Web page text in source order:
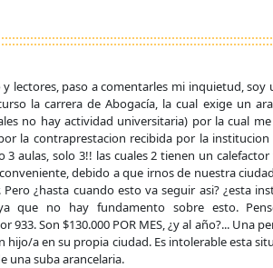
y lectores, paso a comentarles mi inquietud,
la carrera de Abogacía, la cual exige un
no hay actividad universitaria) por la cual
la contraprestacion recibida por la
3 aulas, solo 3!! las cuales 2 tienen un
debido a que irnos de nuestra
Pero ¿hasta cuando esto va seguir asi? ¿esta
que no hay fundamento sobre esto.
933. Son $130.000 POR MES, ¿y al año?...
hijo/a en su propia ciudad. Es intolerable esta
una suba arancelaria.